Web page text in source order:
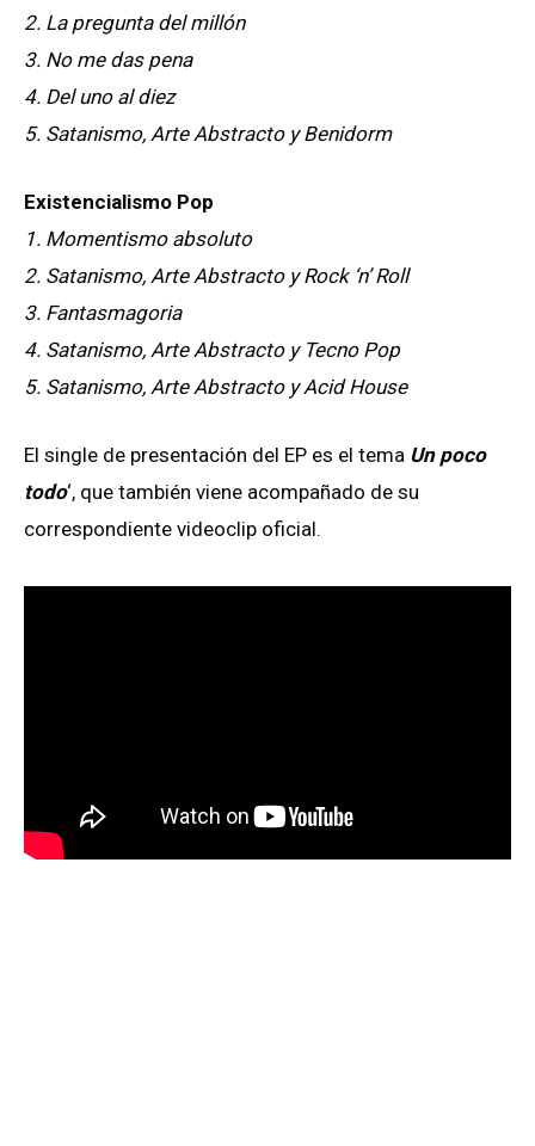
2. La pregunta del millón
3. No me das pena
4. Del uno al diez
5. Satanismo, Arte Abstracto y Benidorm
Existencialismo Pop
1. Momentismo absoluto
2. Satanismo, Arte Abstracto y Rock ‘n’ Roll
3. Fantasmagoria
4. Satanismo, Arte Abstracto y Tecno Pop
5. Satanismo, Arte Abstracto y Acid House
El single de presentación del EP es el tema Un poco
todo‘, que también viene acompañado de su
correspondiente videoclip oficial.